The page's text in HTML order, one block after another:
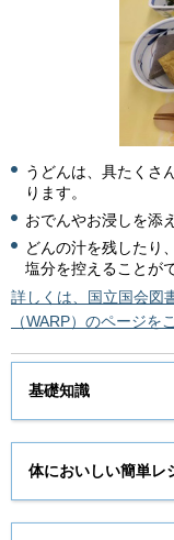
うどんは、具たくさ
ります。
おでんやお浸しを添
どんの汁を残したり
塩分を控えることが
詳しくは、国立国会図
（WARP）のページを
基礎知識
体においしい簡単レ